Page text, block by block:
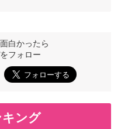
白かったら
フォロー
ング